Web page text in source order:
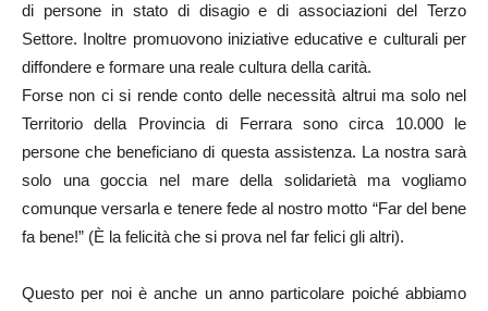
di persone in stato di disagio e di associazioni del Terzo
Settore. Inoltre promuovono iniziative educative e culturali per
diffondere e formare una reale cultura della carità.
Forse non ci si rende conto delle necessità altrui ma solo nel
Territorio della Provincia di Ferrara sono circa 10.000 le
persone che beneficiano di questa assistenza. La nostra sarà
solo una goccia nel mare della solidarietà ma vogliamo
comunque versarla e tenere fede al nostro motto “Far del bene
fa bene!” (È la felicità che si prova nel far felici gli altri).
Questo per noi è anche un anno particolare poiché abbiamo